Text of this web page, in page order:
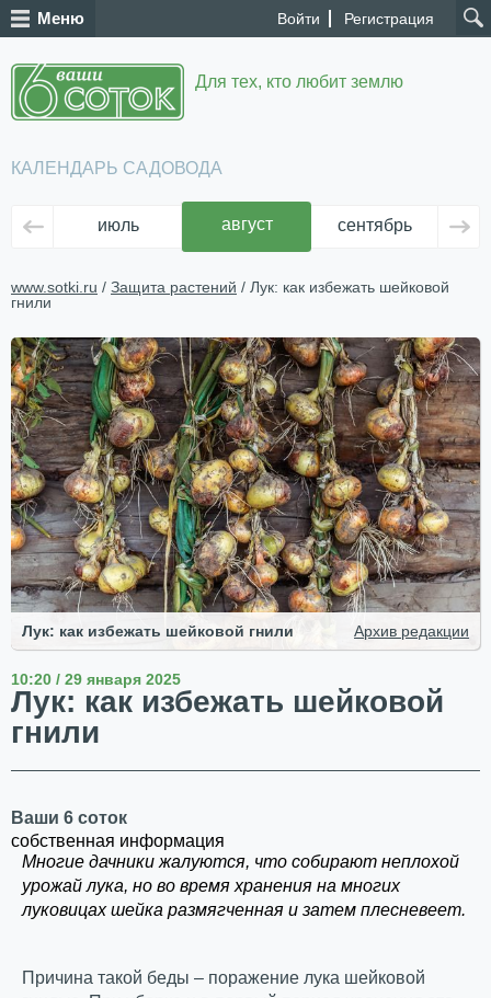
Войти Регистрация
Меню
Для тех, кто любит землю
КАЛЕНДАРЬ САДОВОДА
июль август сентябрь
www.sotki.ru / Защита растений / Лук: как избежать шейковой
гнили
Архив редакции
Лук: как избежать шейковой гнили
10:20 / 29 января 2025
Лук: как избежать шейковой
гнили
Ваши 6 соток
собственная информация
Многие дачники жалуются, что собирают неплохой
урожай лука, но во время хранения на многих
луковицах шейка размягченная и затем плесневеет.
Причина такой беды – поражение лука шейковой